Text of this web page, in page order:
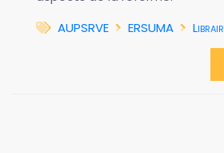
AUPSRVE
ERSUMA